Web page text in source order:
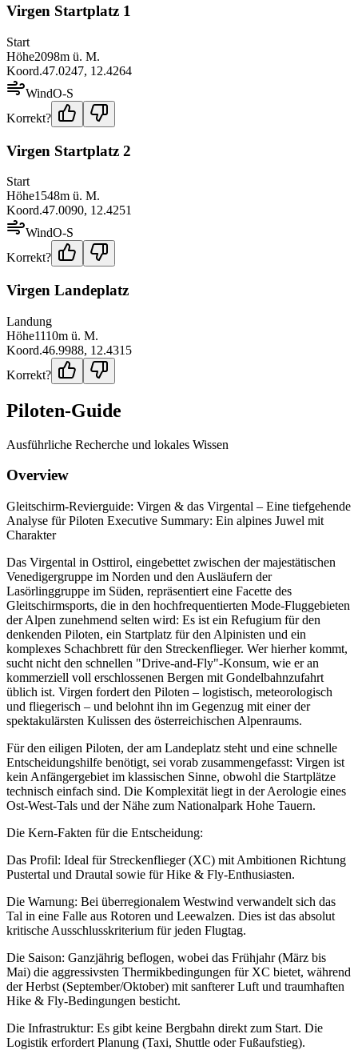
Virgen Startplatz 1
Start
Höhe2098m ü. M.
Koord.47.0247, 12.4264
WindO-S
Korrekt?
Virgen Startplatz 2
Start
Höhe1548m ü. M.
Koord.47.0090, 12.4251
WindO-S
Korrekt?
Virgen Landeplatz
Landung
Höhe1110m ü. M.
Koord.46.9988, 12.4315
Korrekt?
Piloten-Guide
Ausführliche Recherche und lokales Wissen
Overview
Gleitschirm-Revierguide: Virgen & das Virgental – Eine tiefgehende
Analyse für Piloten Executive Summary: Ein alpines Juwel mit
Charakter
Das Virgental in Osttirol, eingebettet zwischen der majestätischen
Venedigergruppe im Norden und den Ausläufern der
Lasörlinggruppe im Süden, repräsentiert eine Facette des
Gleitschirmsports, die in den hochfrequentierten Mode-Fluggebieten
der Alpen zunehmend selten wird: Es ist ein Refugium für den
denkenden Piloten, ein Startplatz für den Alpinisten und ein
komplexes Schachbrett für den Streckenflieger. Wer hierher kommt,
sucht nicht den schnellen "Drive-and-Fly"-Konsum, wie er an
kommerziell voll erschlossenen Bergen mit Gondelbahnzufahrt
üblich ist. Virgen fordert den Piloten – logistisch, meteorologisch
und fliegerisch – und belohnt ihn im Gegenzug mit einer der
spektakulärsten Kulissen des österreichischen Alpenraums.
Für den eiligen Piloten, der am Landeplatz steht und eine schnelle
Entscheidungshilfe benötigt, sei vorab zusammengefasst: Virgen ist
kein Anfängergebiet im klassischen Sinne, obwohl die Startplätze
technisch einfach sind. Die Komplexität liegt in der Aerologie eines
Ost-West-Tals und der Nähe zum Nationalpark Hohe Tauern.
Die Kern-Fakten für die Entscheidung:
Das Profil: Ideal für Streckenflieger (XC) mit Ambitionen Richtung
Pustertal und Drautal sowie für Hike & Fly-Enthusiasten.
Die Warnung: Bei überregionalem Westwind verwandelt sich das
Tal in eine Falle aus Rotoren und Leewalzen. Dies ist das absolut
kritische Ausschlusskriterium für jeden Flugtag.
Die Saison: Ganzjährig beflogen, wobei das Frühjahr (März bis
Mai) die aggressivsten Thermikbedingungen für XC bietet, während
der Herbst (September/Oktober) mit sanfterer Luft und traumhaften
Hike & Fly-Bedingungen besticht.
Die Infrastruktur: Es gibt keine Bergbahn direkt zum Start. Die
Logistik erfordert Planung (Taxi, Shuttle oder Fußaufstieg).